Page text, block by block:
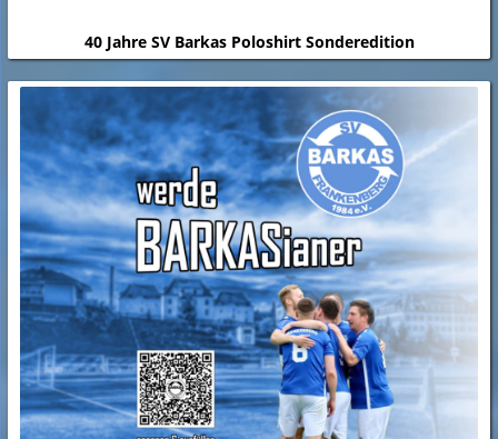
40 Jahre SV Barkas Poloshirt Sonderedition